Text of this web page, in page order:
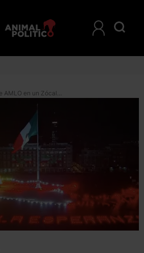
En Fotos: El Grito de AMLO en un Zócalo vacío y la ‘llama de la esperanza’